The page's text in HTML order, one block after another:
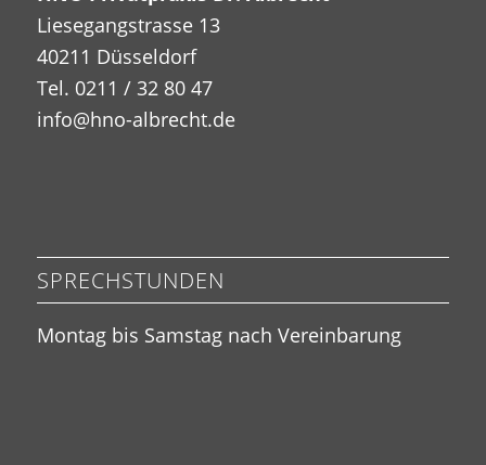
Liesegangstrasse 13
40211 Düsseldorf
Tel. 0211 / 32 80 47
info@hno-albrecht.de
SPRECHSTUNDEN
Montag bis Samstag nach Vereinbarung